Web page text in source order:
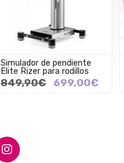
Simulador de pendiente
Elite Rizer para rodillos
849,90€ 699,00€